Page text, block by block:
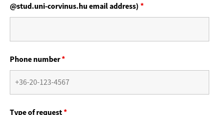
@stud.uni-corvinus.hu email address)*
Phone number*
Type of request*